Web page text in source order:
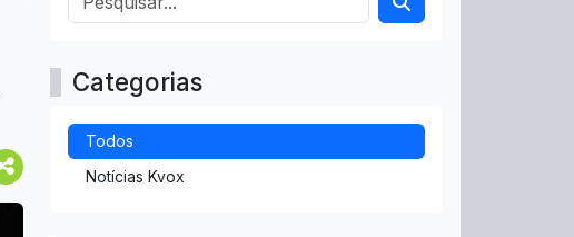
Categorias
Todos
Notícias Kvox